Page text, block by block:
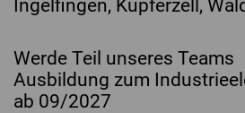
Ingelfingen, Kupferzell,
Werde Teil unseres Teams
Ausbildung zum
ab 09/2027